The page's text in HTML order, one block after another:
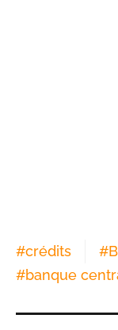
#crédits #
#banque